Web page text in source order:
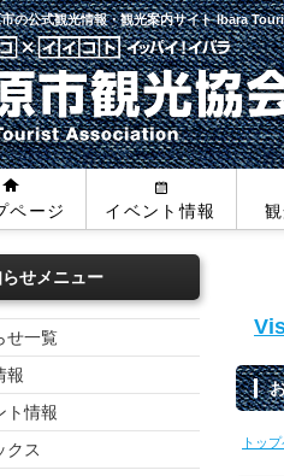
の公式観光情報・観光案内サイトIbara
ページ イベント情報
トッ
らせメニュー
せ一覧
報
ト情報
クス